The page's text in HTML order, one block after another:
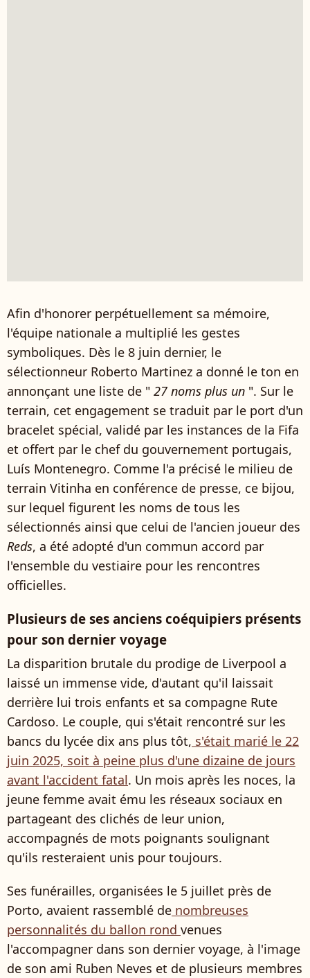
Afin d'honorer perpétuellement sa mémoire,
l'équipe nationale a multiplié les gestes
symboliques. Dès le 8 juin dernier, le
sélectionneur Roberto Martinez a donné le ton en
annonçant une liste de " 27 noms plus un ". Sur le
terrain, cet engagement se traduit par le port d'un
bracelet spécial, validé par les instances de la Fifa
et offert par le chef du gouvernement portugais,
Luís Montenegro. Comme l'a précisé le milieu de
terrain Vitinha en conférence de presse, ce bijou,
sur lequel figurent les noms de tous les
sélectionnés ainsi que celui de l'ancien joueur des
Reds, a été adopté d'un commun accord par
l'ensemble du vestiaire pour les rencontres
officielles.
Plusieurs de ses anciens coéquipiers présents
pour son dernier voyage
La disparition brutale du prodige de Liverpool a
laissé un immense vide, d'autant qu'il laissait
derrière lui trois enfants et sa compagne Rute
Cardoso. Le couple, qui s'était rencontré sur les
bancs du lycée dix ans plus tôt, s'était marié le 22
juin 2025, soit à peine plus d'une dizaine de jours
avant l'accident fatal. Un mois après les noces, la
jeune femme avait ému les réseaux sociaux en
partageant des clichés de leur union,
accompagnés de mots poignants soulignant
qu'ils resteraient unis pour toujours.
Ses funérailles, organisées le 5 juillet près de
Porto, avaient rassemblé de nombreuses
personnalités du ballon rond venues
l'accompagner dans son dernier voyage, à l'image
de son ami Ruben Neves et de plusieurs membres